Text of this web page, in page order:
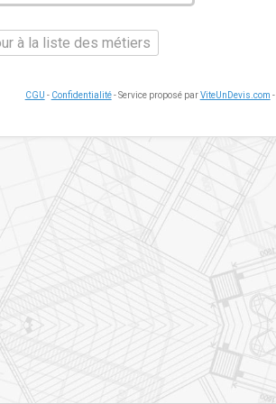
à la liste des métiers
CGU - Confidentialité- Service proposé parViteUnDevis.com -